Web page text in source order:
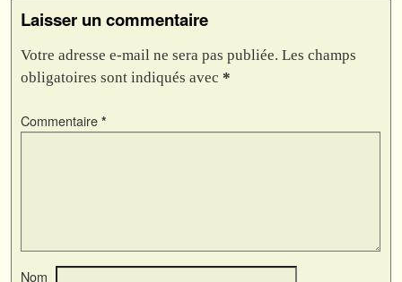
Laisser un commentaire
Votre adresse e-mail ne sera pas publiée. Les champs
obligatoires sont indiqués avec *
Commentaire *
Nom